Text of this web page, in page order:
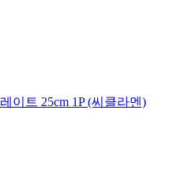
이트 25cm 1P (씨클라멘)